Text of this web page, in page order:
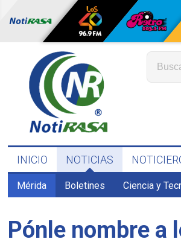
INICIO NOTICIAS
Mérida Boletines Ciencia y
Pónle nombre a